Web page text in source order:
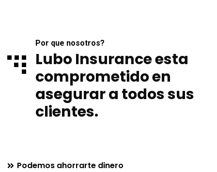
Por que nosotros?
Lubo Insurance esta
comprometido en
asegurar a todos sus
clientes.
Podemos ahorrarte dinero